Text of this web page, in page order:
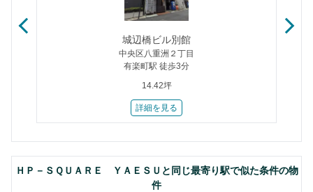
城辺橋ビル別館
中央区八重洲２丁目
有楽町駅 徒歩3分
14.42坪
詳細を見る
ＨＰ－ＳＱＵＡＲＥ ＹＡＥＳＵと同じ最寄り駅で似た条件の物
件